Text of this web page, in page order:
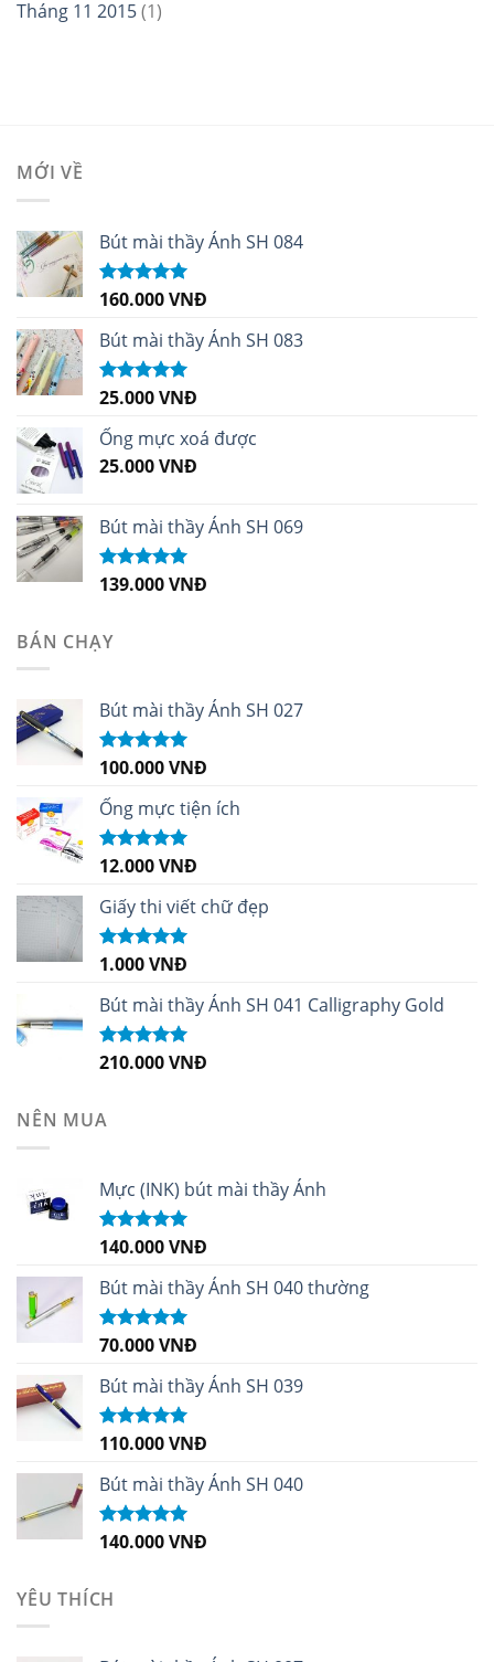
Tháng 11 2015(1)
MỚI VỀ
Bút mài thầy Ánh SH 084
Được xếp
sao
160.000VNĐ
Bút mài thầy Ánh SH 083
Được xếp
sao
25.000VNĐ
Ống mực xoá được
25.000VNĐ
Bút mài thầy Ánh SH 069
Được xếp
139.000VNĐ
BÁN CHẠY
Bút mài thầy Ánh SH 027
Được xếp
sao
100.000VNĐ
Ống mực tiện ích
Được xếp
sao
12.000VNĐ
Giấy thi viết chữ đẹp
Được xếp
sao
1.000VNĐ
Bút mài thầy Ánh SH 041 Calligraphy Gold
Được xếp
210.000VNĐ
NÊN MUA
Mực (INK) bút mài thầy Ánh
Được xếp
sao
140.000VNĐ
Bút mài thầy Ánh SH 040 thường
Được xếp
sao
70.000VNĐ
Bút mài thầy Ánh SH 039
Được xếp
sao
110.000VNĐ
Bút mài thầy Ánh SH 040
Được xếp
140.000VNĐ
YÊU THÍCH